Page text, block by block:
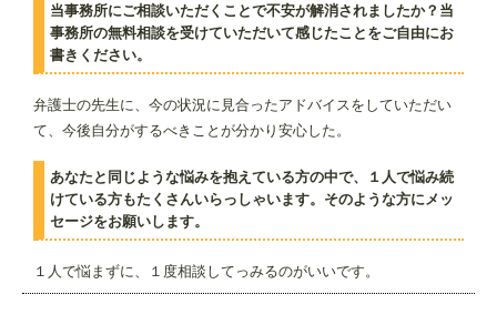
当事務所にご相談いただくことで不安が解消されましたか？当
事務所の無料相談を受けていただいて感じたことをご自由にお
書きください。
弁護士の先生に、今の状況に見合ったアドバイスをしていただい
て、今後自分がするべきことが分かり安心した。
あなたと同じような悩みを抱えている方の中で、１人で悩み続
けている方もたくさんいらっしゃいます。そのような方にメッ
セージをお願いします。
１人で悩まずに、１度相談してっみるのがいいです。